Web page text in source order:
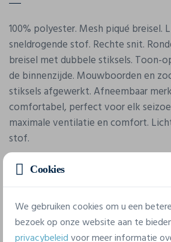
100% polyester. Mesh piqué breisel.
sneldrogende stof. Rechte snit.
breisel met dubbele stiksels. Toon-
de binnenzijde. Mouwboorden en
stiksels afgewerkt. Afneembaar
comfortabel, perfect voor elk
maximale ventilatie en comfort.
stof.
Cookies
We gebruiken cookies om u een
bezoek op onze website aan te
privacybeleidvoor meer informatie